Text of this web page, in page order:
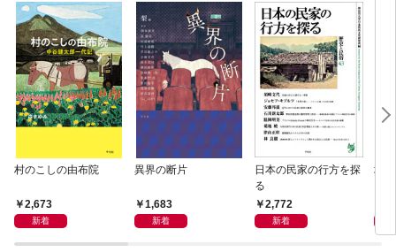
村のこしの由布院
2,673
新着
異界の断片
1,683
新着
日本の民家の行方を探
る
2,772
新着
地